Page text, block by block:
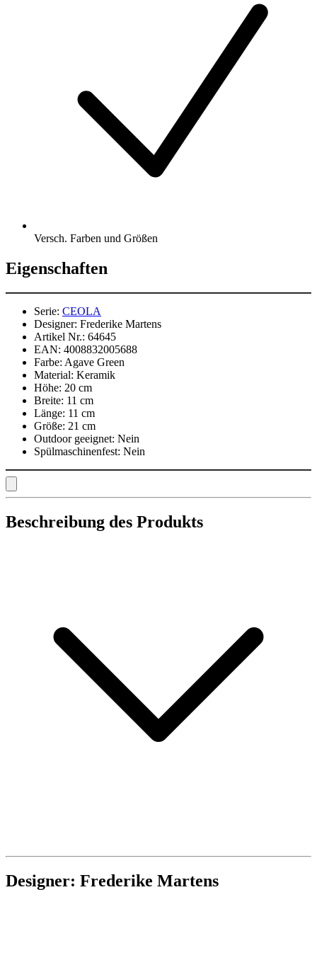
Versch. Farben und Größen
Eigenschaften
Serie: CEOLA
Designer: Frederike Martens
Artikel Nr.: 64645
EAN: 4008832005688
Farbe: Agave Green
Material: Keramik
Höhe: 20 cm
Breite: 11 cm
Länge: 11 cm
Größe: 21 cm
Outdoor geeignet: Nein
Spülmaschinenfest: Nein
Beschreibung des Produkts
Designer: Frederike Martens